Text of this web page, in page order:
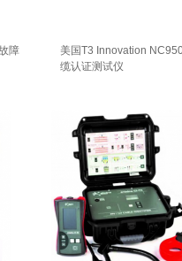
障
美国T3 Innovation
缆认证测试仪